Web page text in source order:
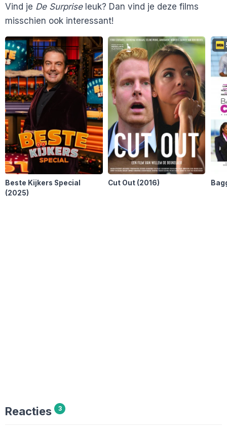
De Filmrecensent
Nu.nl
Film-Recensies.com
De Telegraaf
Vind je De Surpriseleuk? Dan vind je deze films
misschien ook interessant!
Beste Kijkers Special
(2025)
Cut Out (2016)
Reacties 3